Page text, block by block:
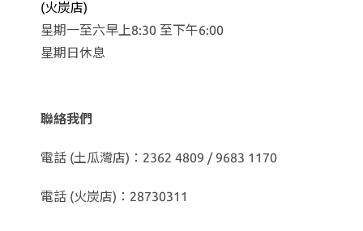
(火炭店)
星期一至六早上8:30 至下午6:00
星期日休息
聯絡我們
電話 (土瓜灣店)：2362 4809 / 9683 1170
電話 (火炭店)：28730311